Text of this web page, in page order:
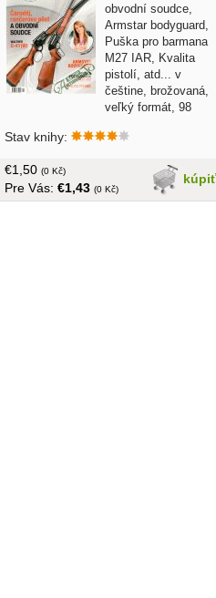
obvodní soudce,
Armstar bodyguard,
Puška pro barmana
M27 IAR, Kvalita
pistolí, atd... v
češtine, brožovaná,
veľký formát, 98
Stav knihy:
kúpiť
€1,50 (0 Kč)
Pre Vás: €1,43 (0 Kč)